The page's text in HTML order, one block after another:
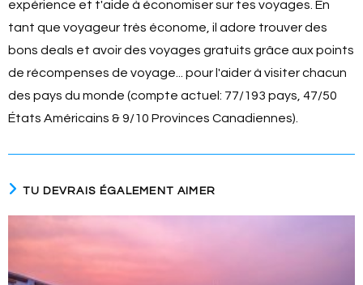
expérience et t'aide à économiser sur tes voyages. En
tant que voyageur très économe, il adore trouver des
bons deals et avoir des voyages gratuits grâce aux points
de récompenses de voyage... pour l'aider à visiter chacun
des pays du monde (compte actuel: 77/193 pays, 47/50
États Américains & 9/10 Provinces Canadiennes).
TU DEVRAIS ÉGALEMENT AIMER